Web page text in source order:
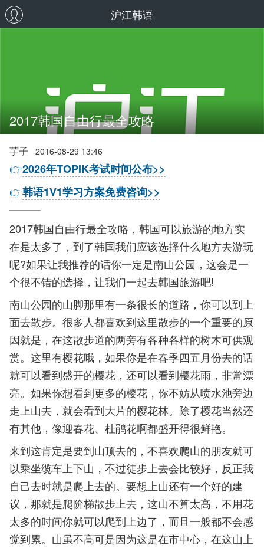
沪江韩语
2017韩国自由行最全攻略
芋子 2016-08-29 13:46
👉2026年TOPIK考试时间公布>>
👉韩语1V1学习方案免费咨询>>
2017韩国自由行最全攻略，韩国可以旅游的地方实
在是太多了，到了韩国我们应该选择什么地方去游玩
呢?如果让我推荐的话你一定是南山公园，这会是一
个很不错的选择，让我们一起去韩国旅游吧!
南山公园的山脚那里有一条很长的道路，你可以到上
面去散步。很多人都喜欢到这里散步的一个重要的原
因就是，在这散步道的两旁有各种各样的树木可供观
赏。这里有樱花哦，如果你是在春季四五月份去的话
就可以看到盛开的樱花，还可以看到樱花雨，非常漂
亮。如果你想看到更多的樱花，你不妨从喷水池旁边
走上山去，就会看到大片的樱花林。除了樱花当然还
有其他，像迎春花、杜鹃花啊都盛开得很鲜艳。
来到这肯定是要到山顶去的，不喜欢爬山的朋友就可
以乘坐缆车上下山，不过徒步上去会比较好，反正我
自己去时就是爬上去的。要想上山还有一个好的建
议，那就是爬阶梯散步上去，这山不算太高，不用花
太多的时间你就可以爬到上边了，而且一般都不会感
觉到累。山虽不高可是因为这是在市中心，在这山上